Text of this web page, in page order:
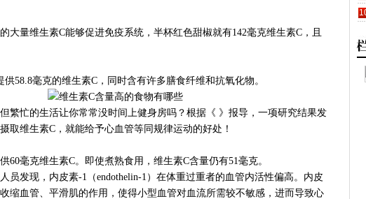
大量维生素C能够促进免疫系统，半杯红色甜椒就有142毫克维生素C，且
58.8毫克的维生素C，同时含有许多膳食纤维和抗氧化物。
繁忙的生活让你常常没时间上健身房吗？根据《 》报导，一项研究结果发
取维生素C，就能给予心血管等同规律运动的好处！
60毫克维生素C。即使煮熟食用，维生素C含量仍有51毫克。
员发现，内皮素-1（endothelin-1）在体重过重者的血管内活性偏高。内皮
缩血管、平滑肌的作用，使得小型血管对血流所需较不敏感，进而导致心